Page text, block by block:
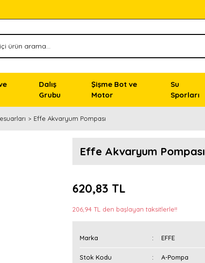
Dalış
Grubu
Şişme Bot ve
Motor
Su
Sporları
Effe Akvaryum Pompası
Effe Akvaryum Pompası
620,83 TL
206,94 TL den başlayan taksitlerle!!
Marka EFFE
Stok Kodu A-Pompa